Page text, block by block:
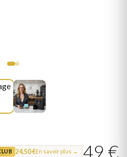
24,50 €En savoir plus → 49 €